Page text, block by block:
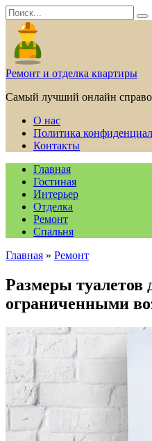
Перейти
к
содержанию
Search
for:
Ремонт и отделка квартиры
Самый лучший онлайн
О нас
Политика
Контакты
Главная
Гостиная
Интерьер
Отделка
Ремонт
Спальня
Главная » Ремонт
Размеры туалетов
ограниченными